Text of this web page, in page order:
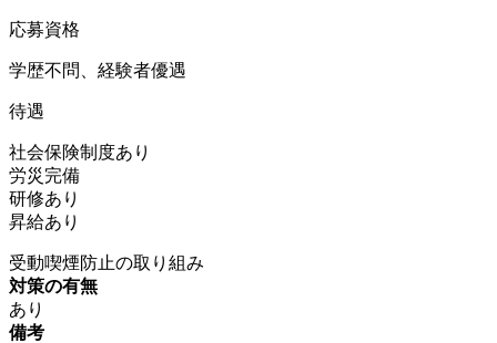
応募資格
学歴不問、経験者優遇
待遇
社会保険制度あり
労災完備
研修あり
昇給あり
受動喫煙防止の取り組み
対策の有無
あり
備考